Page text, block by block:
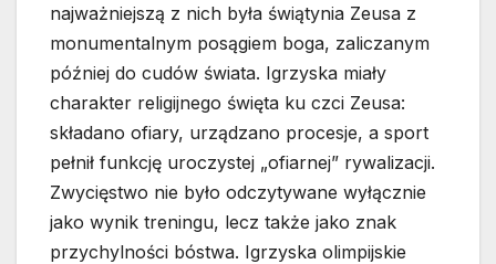
najważniejszą z nich była świątynia Zeusa z
monumentalnym posągiem boga, zaliczanym
później do cudów świata. Igrzyska miały
charakter religijnego święta ku czci Zeusa:
składano ofiary, urządzano procesje, a sport
pełnił funkcję uroczystej „ofiarnej” rywalizacji.
Zwycięstwo nie było odczytywane wyłącznie
jako wynik treningu, lecz także jako znak
przychylności bóstwa. Igrzyska olimpijskie